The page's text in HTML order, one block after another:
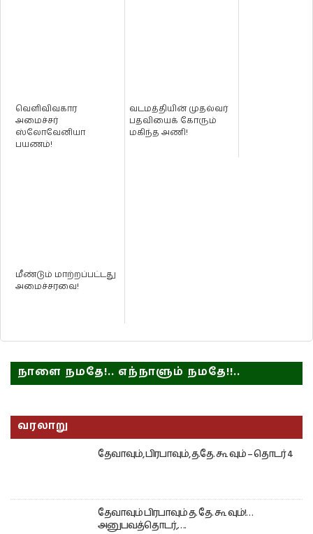
வெளிவிவகார
அமைச்சர்
ஸ்லோவேனியா
பயணம்!
வடமத்தியின் முதல்வர்
பதவியைக் கோரும்
மகிந்த அணி!
மீண்டும் மாற்றப்பட்டது
அமைச்சரவை!
நாளை நமதே!.. எந்நாளும் நமதே!!..
வரலாறு
தேவாவும், பிரபாவும், த.தே. கூ வும் – தொடர் 4
தேவாவும் பிரபாவும் த. தே. கூ வும்!…
அனுபவத்தொடர்,….